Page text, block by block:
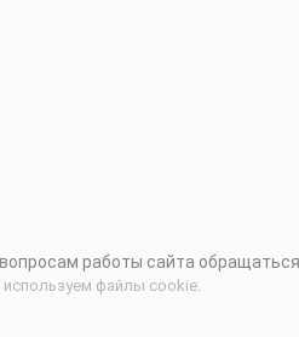
работы сайта
файлы cookie.